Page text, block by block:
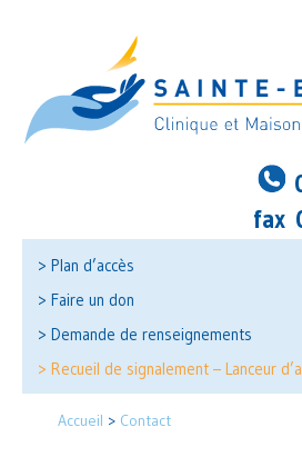
fax
> Plan d’accès
> Faire un don
> Demande de renseignements
> Recueil de signalement – Lanceur
Accueil > Contact